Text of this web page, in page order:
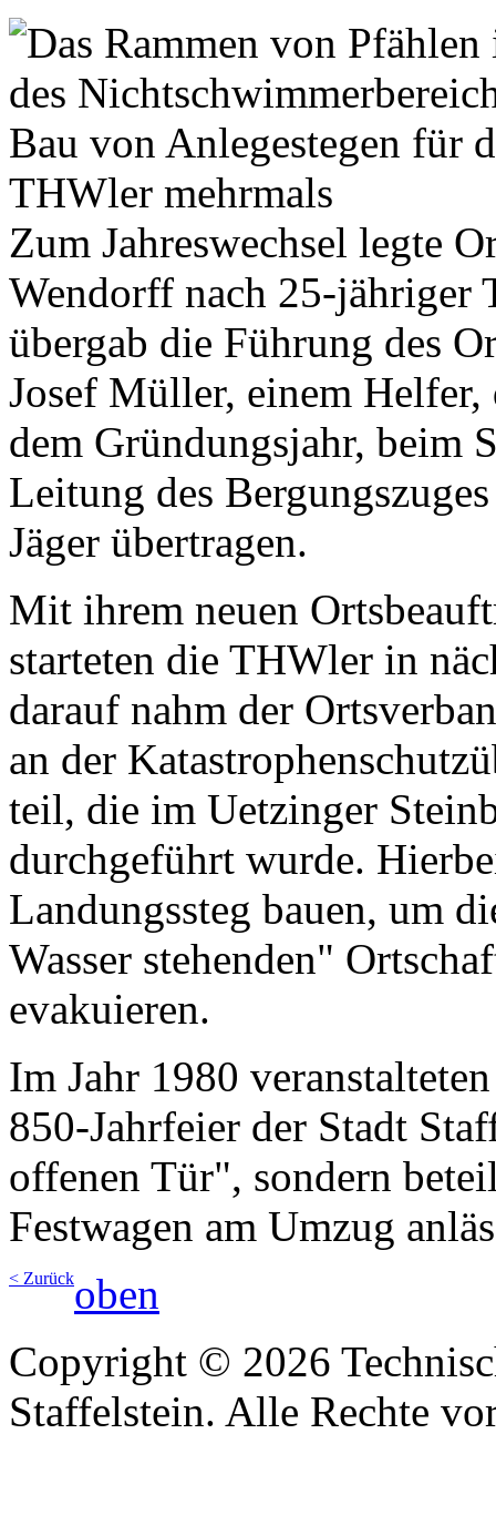
Zum Jahreswechsel legte
Wendorff nach 25-jähriger
übergab die Führung des
Josef Müller, einem
dem Gründungsjahr, beim
Leitung des
Jäger übertragen.
Mit ihrem neuen
starteten die THWler in
darauf nahm der
an der
teil, die im Uetzinger
durchgeführt wurde.
Landungssteg bauen, um
Wasser stehenden"
evakuieren.
Im Jahr 1980
850-Jahrfeier der Stadt
offenen Tür", sondern
Festwagen am Umzug
< Zurückoben
Copyright © 2026
Staffelstein. Alle Rechte